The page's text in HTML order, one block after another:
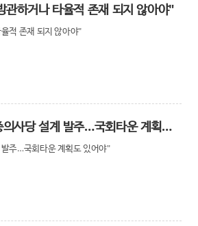
하거나 타율적 존재 되지 않아야"
적 존재 되지 않아야"
박병석 국회의장, "올해 국회 세종의사당 설계 발주…국회타운 계획도 있어야"
주…국회타운 계획도 있어야"